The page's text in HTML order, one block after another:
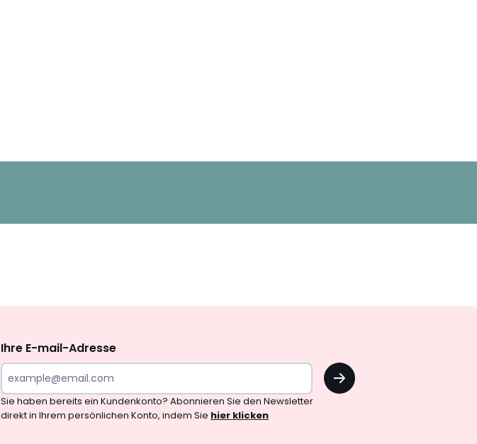
Ihre E-mail-Adresse
OK
Sie haben bereits ein Kundenkonto? Abonnieren Sie den Newsletter
direkt in Ihrem persönlichen Konto, indem Sie hier klicken